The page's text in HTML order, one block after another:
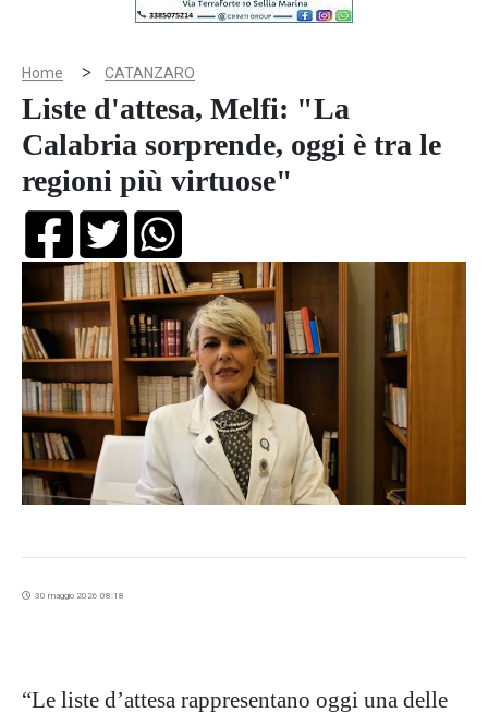
Home > CATANZARO
Liste d'attesa, Melfi: "La
Calabria sorprende, oggi è tra le
regioni più virtuose"
30 maggio 2026 08:18
“Le liste d’attesa rappresentano oggi una delle